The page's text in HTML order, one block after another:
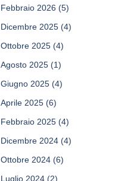
Febbraio 2026 (5)
Dicembre 2025 (4)
Ottobre 2025 (4)
Agosto 2025 (1)
Giugno 2025 (4)
Aprile 2025 (6)
Febbraio 2025 (4)
Dicembre 2024 (4)
Ottobre 2024 (6)
Luglio 2024 (2)